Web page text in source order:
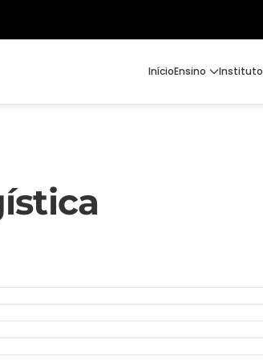
InícioEnsino Instituto